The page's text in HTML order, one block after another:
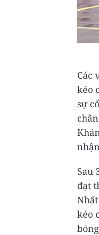
Các
kéo
sự
Sau
đạt
kéo